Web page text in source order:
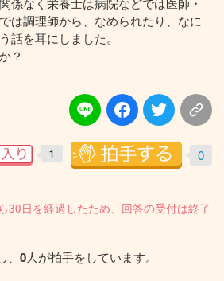
は調理師から、なめられたり、なに
話を耳にしました。
？
1 0
30日を経過したため、回答の受付は終了
0人が拍手をしています。